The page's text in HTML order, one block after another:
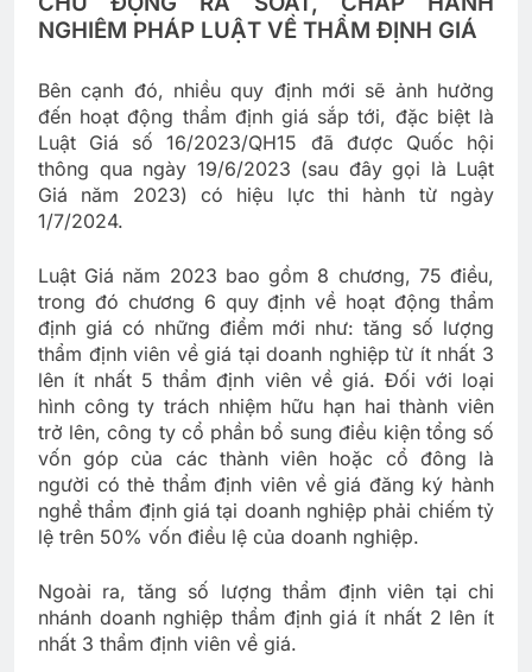
NGHIÊM PHÁP LUẬT VỀ THẨM ĐỊNH GIÁ
Bên cạnh đó, nhiều quy định mới sẽ ảnh hưởng
đến hoạt động thẩm định giá sắp tới, đặc biệt là
Luật Giá số 16/2023/QH15 đã được Quốc hội
thông qua ngày 19/6/2023 (sau đây gọi là Luật
Giá năm 2023) có hiệu lực thi hành từ ngày
1/7/2024.
Luật Giá năm 2023 bao gồm 8 chương, 75 điều,
trong đó chương 6 quy định về hoạt động thẩm
định giá có những điểm mới như: tăng số lượng
thẩm định viên về giá tại doanh nghiệp từ ít nhất 3
lên ít nhất 5 thẩm định viên về giá. Đối với loại
hình công ty trách nhiệm hữu hạn hai thành viên
trở lên, công ty cổ phần bổ sung điều kiện tổng số
vốn góp của các thành viên hoặc cổ đông là
người có thẻ thẩm định viên về giá đăng ký hành
nghề thẩm định giá tại doanh nghiệp phải chiếm tỷ
lệ trên 50% vốn điều lệ của doanh nghiệp.
Ngoài ra, tăng số lượng thẩm định viên tại chi
nhánh doanh nghiệp thẩm định giá ít nhất 2 lên ít
nhất 3 thẩm định viên về giá.